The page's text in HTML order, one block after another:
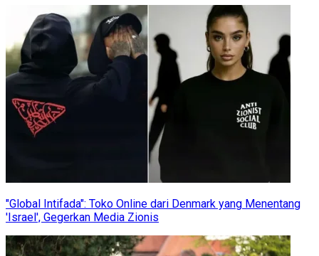
"Global Intifada": Toko Online dari Denmark yang Menentang
'Israel', Gegerkan Media Zionis